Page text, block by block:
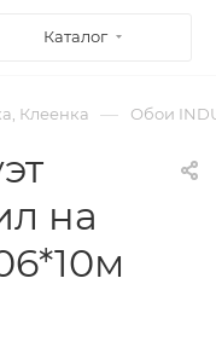
Каталог
Клеенка — Обои
на